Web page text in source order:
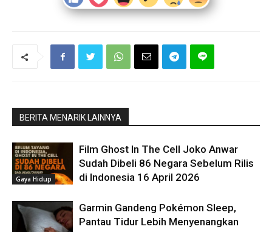
BERITA MENARIK LAINNYA
Gaya Hidup
Film Ghost In The Cell Joko Anwar
Sudah Dibeli 86 Negara Sebelum Rilis
di Indonesia 16 April 2026
Garmin Gandeng Pokémon Sleep,
Pantau Tidur Lebih Menyenangkan